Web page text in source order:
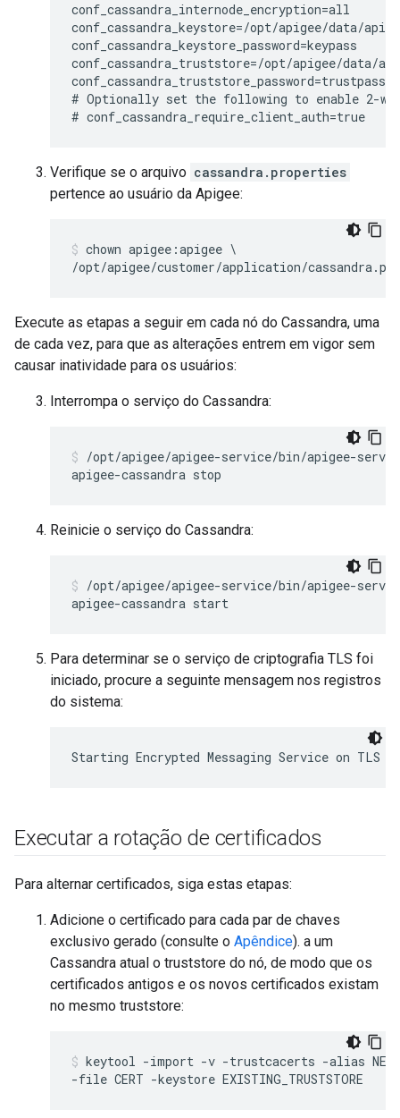
conf_cassandra_internode_encryption=all
conf_cassandra_keystore=/opt/apigee/data/
conf_cassandra_keystore_password=keypass
conf_cassandra_truststore=/opt/apigee/data/
conf_cassandra_truststore_password=trustpass
# Optionally set the following to enable 2-
# conf_cassandra_require_client_auth=true
Verifique se o arquivo cassandra.properties
pertence ao usuário da Apigee:
chown apigee:apigee \
/opt/apigee/customer/application/
Execute as etapas a seguir em cada nó do Cassandra, uma
de cada vez, para que as alterações entrem em vigor sem
causar inatividade para os usuários:
Interrompa o serviço do Cassandra:
/opt/apigee/apigee-service/bin/apigee-
apigee-cassandra stop
Reinicie o serviço do Cassandra:
/opt/apigee/apigee-service/bin/apigee-
apigee-cassandra start
Para determinar se o serviço de criptografia TLS foi
iniciado, procure a seguinte mensagem nos registros
do sistema:
Starting Encrypted Messaging Service on TLS
Executar a rotação de certificados
Para alternar certificados, siga estas etapas:
Adicione o certificado para cada par de chaves
exclusivo gerado (consulte o Apêndice). a um
Cassandra atual o truststore do nó, de modo que os
certificados antigos e os novos certificados existam
no mesmo truststore:
keytool -import -v -trustcacerts -alias
-file CERT -keystore EXISTING_TRUSTSTORE